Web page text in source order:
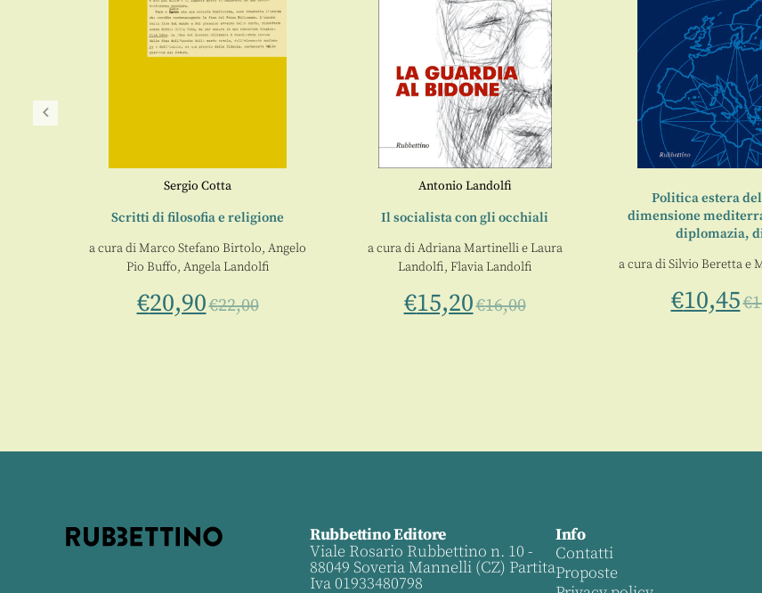
Sergio Cotta
Scritti di filosofia e religione
a cura diMarco Stefano Birtolo, Angelo
Pio Buffo, Angela Landolfi
€20,90€22,00
Antonio Landolfi
Il socialista con gli occhiali
a cura diAdriana MartinellieLaura
Landolfi, Flavia Landolfi
€15,20€16,00
Politica estera
dimensione
diplomazia,
a cura diSilvio Berettae
€10,45€
Rubbettino Editore
Viale Rosario Rubbettino n. 10 -
88049 Soveria Mannelli (CZ) Partita
Iva 01933480798
Info
Contatti
Proposte